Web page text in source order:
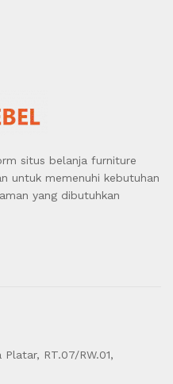
situs belanja furniture
untuk memenuhi kebutuhan
yang dibutuhkan
RT.07/RW.01,